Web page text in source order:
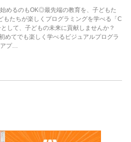
めるのもOK◎最先端の教育を、子どもた
もたちが楽しくプログラミングを学べる「C
して、子どもの未来に貢献しませんか？
めてでも楽しく学べるビジュアルプログラ
アプ…